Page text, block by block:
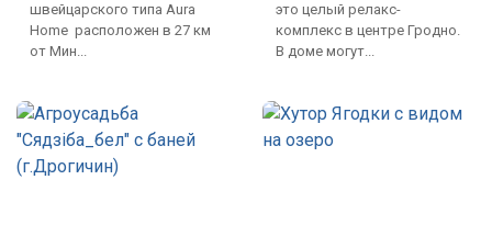
швейцарского типа Aura
Home расположен в 27 км
от Мин...
это целый релакс-
комплекс в центре Гродно.
В доме могут...